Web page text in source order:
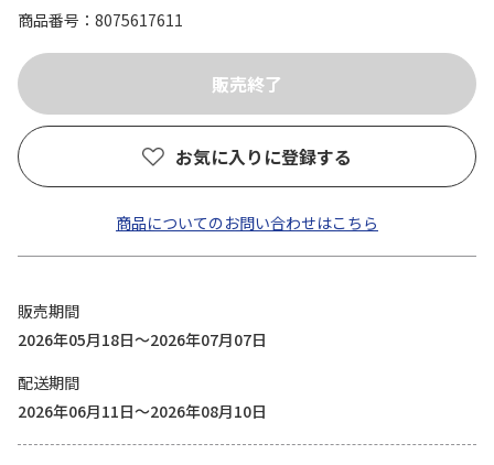
商品番号
8075617611
お気に入りに登録する
商品についてのお問い合わせはこちら
販売期間
2026年05月18日～2026年07月07日
配送期間
2026年06月11日～2026年08月10日